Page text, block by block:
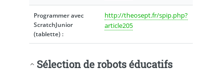
Programmer avec
ScratchJunior
(tablette) :
http://theosept.fr/spip.php?
article205
Sélection de robots éducatifs